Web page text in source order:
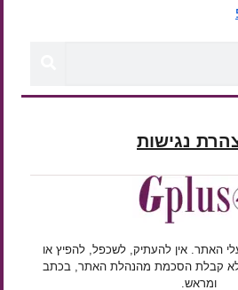
נגישות
האתר. אין להעתיק, לשכפל, להפיץ או
קבלת הסכמת מהנהלת האתר, בכתב
ומראש.